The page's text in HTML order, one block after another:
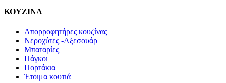
ΚΟΥΖΙΝΑ
Απορροφητήρες κουζίνας
Νεροχύτες -Αξεσουάρ
Μπαταρίες
Πάγκοι
Πορτάκια
Έτοιμα κουτιά